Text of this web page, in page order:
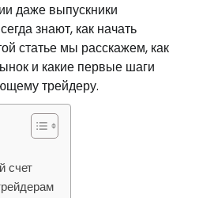
даже выпускники
знают, как начать
статье мы расскажем, как
и какие первые шаги
трейдеру.
счет